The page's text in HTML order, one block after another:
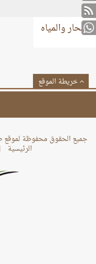
البحار والمياه
خريطة الموقع
جميع الحقوق محفوظة لموقع طريق
الرئيسية |